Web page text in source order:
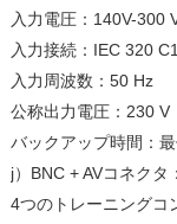
入力電圧：140V-300
入力接続：IEC 320
入力周波数：50 Hz
公称出力電圧：230 V
バックアップ時間：
j）BNC + AVコネクタ
4つのトレーニングコ